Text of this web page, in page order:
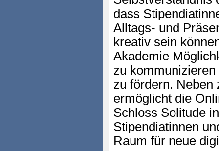
dass
Alltags- und
kreativ sein
Akademie
zu
zu fördern. Neben
ermöglicht die
Schloss Solitude
Stipendiatinnen
Raum für neue